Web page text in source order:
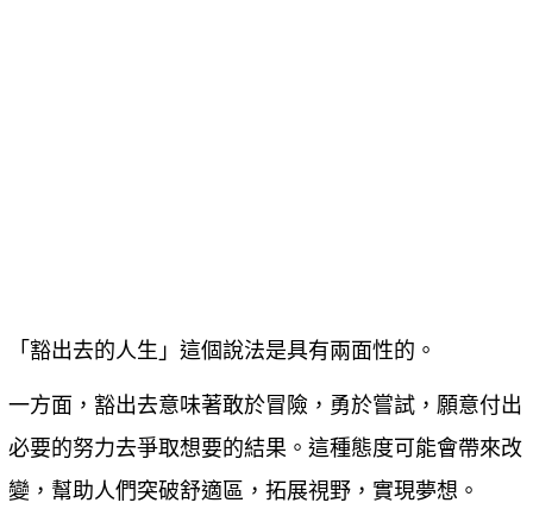
「豁出去的人生」這個說法是具有兩面性的。
一方面，豁出去意味著敢於冒險，勇於嘗試，願意付出
必要的努力去爭取想要的結果。這種態度可能會帶來改
變，幫助人們突破舒適區，拓展視野，實現夢想。